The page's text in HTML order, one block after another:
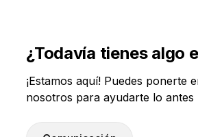
problemas de postura,
circulación sanguínea y
concentración mental
¿Todavía tienes algo
¡Estamos aquí! Puedes ponerte
nosotros para ayudarte lo antes